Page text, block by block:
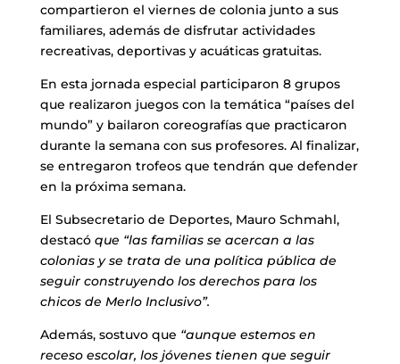
compartieron el viernes de colonia junto a sus
familiares, además de disfrutar actividades
recreativas, deportivas y acuáticas gratuitas.
En esta jornada especial participaron 8 grupos
que realizaron juegos con la temática “países del
mundo” y bailaron coreografías que practicaron
durante la semana con sus profesores. Al finalizar,
se entregaron trofeos que tendrán que defender
en la próxima semana.
El Subsecretario de Deportes, Mauro Schmahl,
destacó que “las familias se acercan a las
colonias y se trata de una política pública de
seguir construyendo los derechos para los
chicos de Merlo Inclusivo”.
Además, sostuvo que “aunque estemos en
receso escolar, los jóvenes tienen que seguir